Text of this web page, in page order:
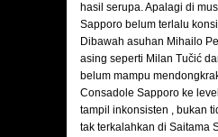
hasil serupa. Apalagi di
Sapporo belum terlalu
Dibawah asuhan Mihailo
asing seperti Milan Tučić
belum mampu
Consadole Sapporo ke
tampil inkonsisten , bukan
tak terkalahkan di Saitama